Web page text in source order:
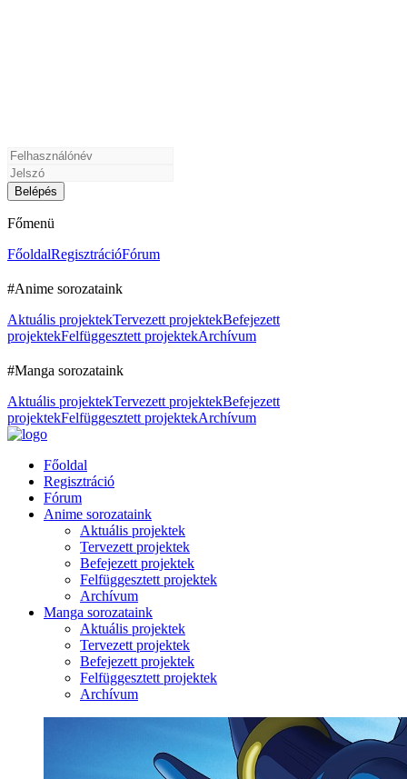
Főmenü
FőoldalRegisztrációFórum
#Anime sorozataink
Aktuális projektekTervezett projektekBefejezett
projektekFelfüggesztett projektekArchívum
#Manga sorozataink
Aktuális projektekTervezett projektekBefejezett
projektekFelfüggesztett projektekArchívum
Főoldal
Regisztráció
Fórum
Anime sorozataink
Aktuális projektek
Tervezett projektek
Befejezett projektek
Felfüggesztett projektek
Archívum
Manga sorozataink
Aktuális projektek
Tervezett projektek
Befejezett projektek
Felfüggesztett projektek
Archívum